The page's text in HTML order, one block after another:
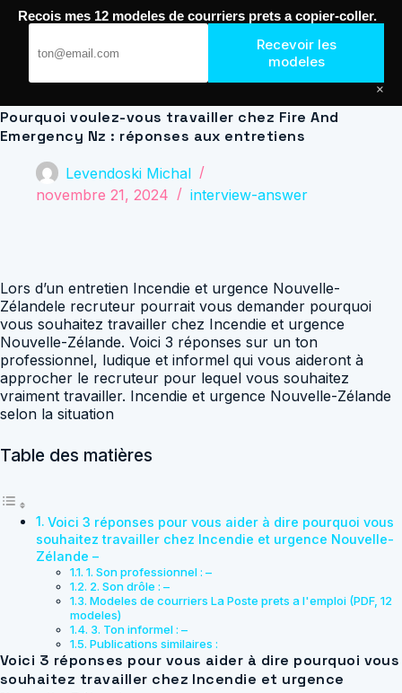
Passer
Pourquoi voulez-vous travailler chez Fire And
Emergency Nz : réponses aux entretiens
Levendoski Michal
novembre 21, 2024
interview-answer
Lors d’un entretien Incendie et urgence Nouvelle-
Zélandele recruteur pourrait vous demander pourquoi
vous souhaitez travailler chez Incendie et urgence
Nouvelle-Zélande. Voici 3 réponses sur un ton
professionnel, ludique et informel qui vous aideront à
approcher le recruteur pour lequel vous souhaitez
vraiment travailler. Incendie et urgence Nouvelle-Zélande
selon la situation
Table des matières
Voici 3 réponses pour vous aider à dire pourquoi vous
souhaitez travailler chez Incendie et urgence Nouvelle-
Zélande –
1. Son professionnel : –
2. Son drôle : –
Modeles de courriers La Poste prets a l'emploi (PDF, 12
modeles)
3. Ton informel : –
Publications similaires :
Voici 3 réponses pour vous aider à dire pourquoi vous
souhaitez travailler chez Incendie et urgence
Recois mes 12 modeles de courriers prets a copier-coller.
Recevoir les
modeles
×